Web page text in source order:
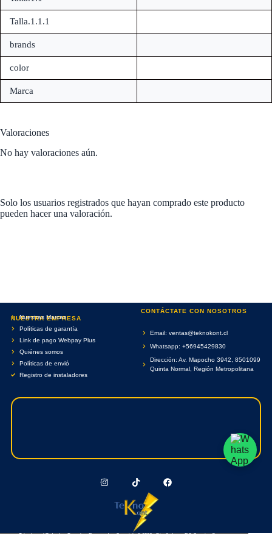
Talla.1.1.1
brands
color
Marca
Valoraciones
No hay valoraciones aún.
Solo los usuarios registrados que hayan comprado este producto
pueden hacer una valoración.
NUESTRA EMPRESA
Nuestras Marcas
Políticas de garantía
Link de pago Webpay Plus
Quiénes somos
Políticas de envió
Registro de instaladores
CONTÁCTATE CON NOSOTROS
Email: ventas@teknokont.cl
Whatsapp: +56945429830
Dirección: Av. Mapocho 3942, 8501099
Quinta Normal, Región Metropolitana
Teknokont.cl Todos Los Derechos Reservados. Copyright © 2026 - Diseñado por RC Creative Systems